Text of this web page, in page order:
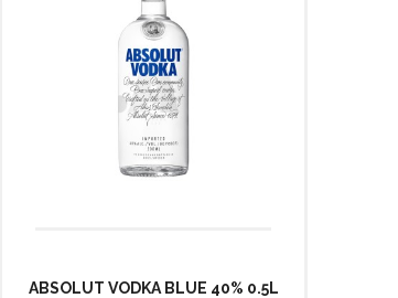
ABSOLUT VODKA BLUE 40% 0.5L